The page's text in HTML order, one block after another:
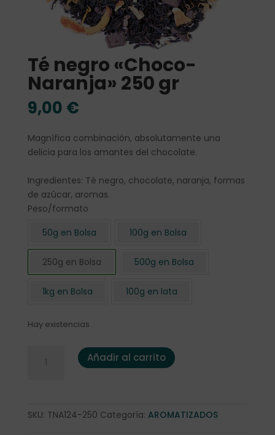
Té negro «Choco-
Naranja» 250 gr
9,00 €
Magnífica combinación, absolutamente una
delicia para los amantes del chocolate.
Ingredientes: Té negro, chocolate, naranja, formas
de azúcar, aromas.
Peso/formato
50g en Bolsa
100g en Bolsa
250g en Bolsa 500g en Bolsa
1kg en Bolsa 100g en lata
Hay existencias
Té negro "Choco-Naranja" 250 gr cantidad
Añadir al carrito
SKU: TNA124-250 Categoría: AROMATIZADOS